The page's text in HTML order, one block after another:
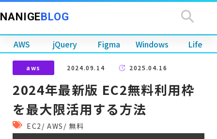
NANIGEBLOG
AWS jQuery Figma Windows Life
aws 2024.09.14 2025.04.16
2024年最新版 EC2無料利用枠
を最大限活用する方法
EC2 /AWS / 無料